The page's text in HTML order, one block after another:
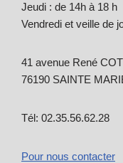
Jeudi : de 14h à 18 h
Vendredi et veille de
41 avenue René
76190 SAINTE
Tél: 02.35.56.62.28
Pour nous contacter